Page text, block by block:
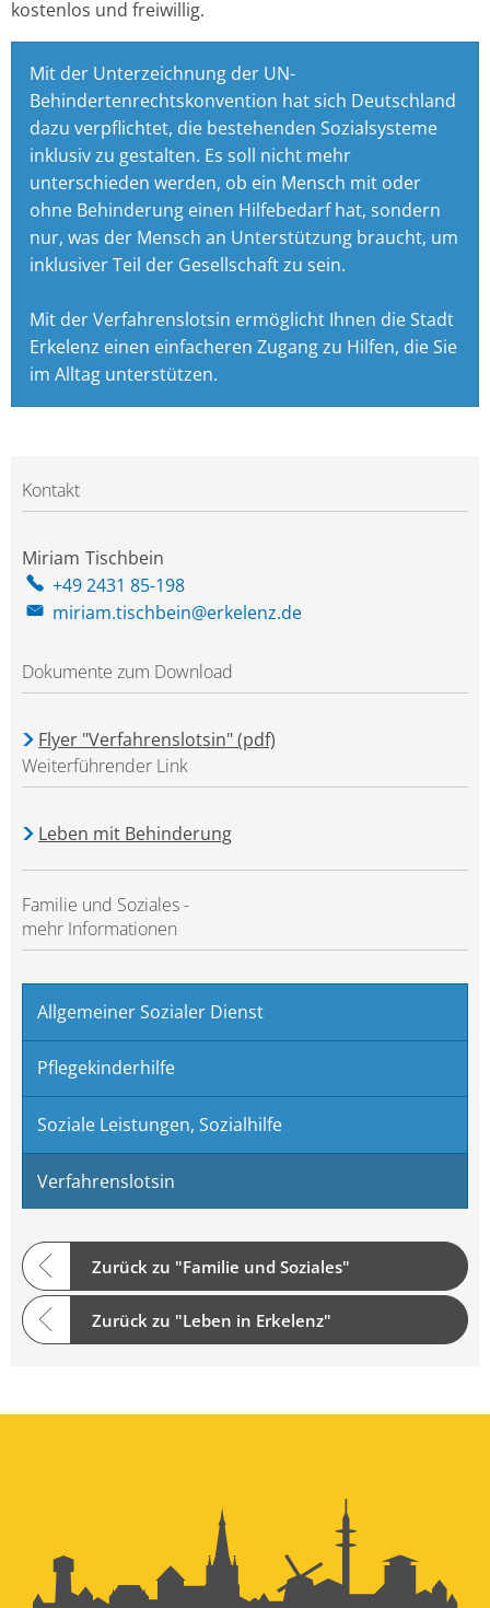
kostenlos und freiwillig.
Mit der Unterzeichnung der UN-
Behindertenrechtskonvention hat sich Deutschland
dazu verpflichtet, die bestehenden Sozialsysteme
inklusiv zu gestalten. Es soll nicht mehr
unterschieden werden, ob ein Mensch mit oder
ohne Behinderung einen Hilfebedarf hat, sondern
nur, was der Mensch an Unterstützung braucht, um
inklusiver Teil der Gesellschaft zu sein.
Mit der Verfahrenslotsin ermöglicht Ihnen die Stadt
Erkelenz einen einfacheren Zugang zu Hilfen, die Sie
im Alltag unterstützen.
Kontakt
Miriam Tischbein
+49 2431 85-198
miriam.tischbein@erkelenz.de
Dokumente zum Download
Flyer "Verfahrenslotsin" (pdf)
Weiterführender Link
Leben mit Behinderung
Familie und Soziales -
mehr Informationen
Allgemeiner Sozialer Dienst
Pflegekinderhilfe
Soziale Leistungen, Sozialhilfe
Verfahrenslotsin
Zurück zu "Familie und Soziales"
Zurück zu "Leben in Erkelenz"